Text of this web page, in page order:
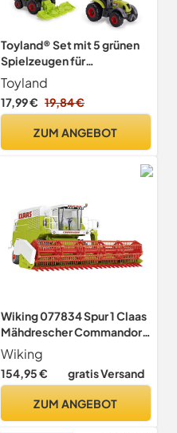
Toyland® Set mit 5 grünen
Spielzeugen für
Landmaschinen aus
Metalldruckguss - jeweils
ca. 4,5 cm - Enthält
und mehr!
Toyland
17,99 € 19,84 €
ZUM ANGEBOT
Wiking 077834 Spur 1 Claas
Mähdrescher Commandor
116 CS
Wiking
154,95 € gratis Versand
ZUM ANGEBOT